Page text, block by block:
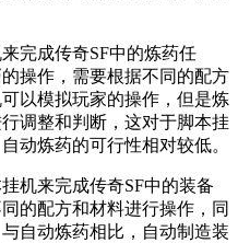
成传奇SF中的炼药任
操作，需要根据不同的配方
以模拟玩家的操作，但是炼
调整和判断，这对于脚本挂
动炼药的可行性相对较低。
来完成传奇SF中的装备
的配方和材料进行操作，同
自动炼药相比，自动制造装